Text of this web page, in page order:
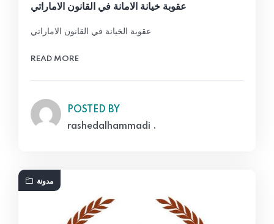
عقوبة خيانة الامانة في القانون الاماراتي
عقوبة الخيانة في القانون الاماراتي
READ MORE
POSTED BY
rashedalhammadi .
مدونة